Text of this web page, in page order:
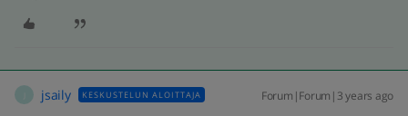
jsaily KESKUSTELUN ALOITTAJA Forum|Forum|3 years ago